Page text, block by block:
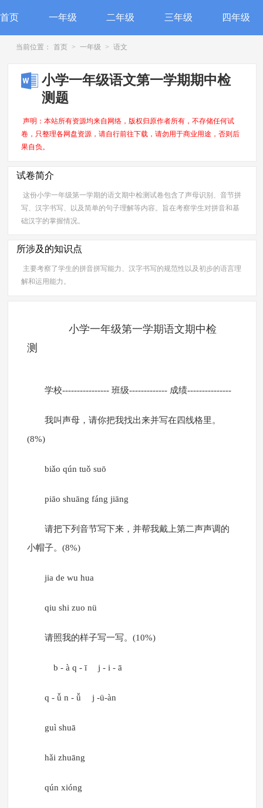
首页 一年级 二年级 三年级 四年级
当前位置： 首页 > 一年级 > 语文
小学一年级语文第一学期期中检
测题
声明：本站所有资源均来自网络，版权归原作者所有，不存储任何试
卷，只整理各网盘资源，请自行前往下载，请勿用于商业用途，否则后
果自负。
试卷简介
这份小学一年级第一学期的语文期中检测试卷包含了声母识别、音节拼
写、汉字书写、以及简单的句子理解等内容。旨在考察学生对拼音和基
础汉字的掌握情况。
所涉及的知识点
主要考察了学生的拼音拼写能力、汉字书写的规范性以及初步的语言理
解和运用能力。
小学一年级第一学期语文期中检
学校---------------- 班级------------- 成绩---------------
我叫声母，请你把我找出来并写在四线格里。
(8%)
biǎo qún tuǒ suō
piāo shuāng fáng jiāng
请把下列音节写下来，并帮我戴上第二声声调的
小帽子。(8%)
jia de wu hua
qiu shi zuo nü
请照我的样子写一写。(10%)
b - à q - ī j - i - ā
q - ǚ n - ǚ j -ü-àn
guì shuā
hǎi zhuāng
qún xióng